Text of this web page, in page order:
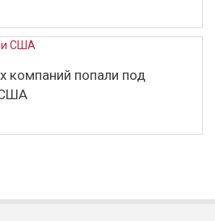
компаний попали под
США